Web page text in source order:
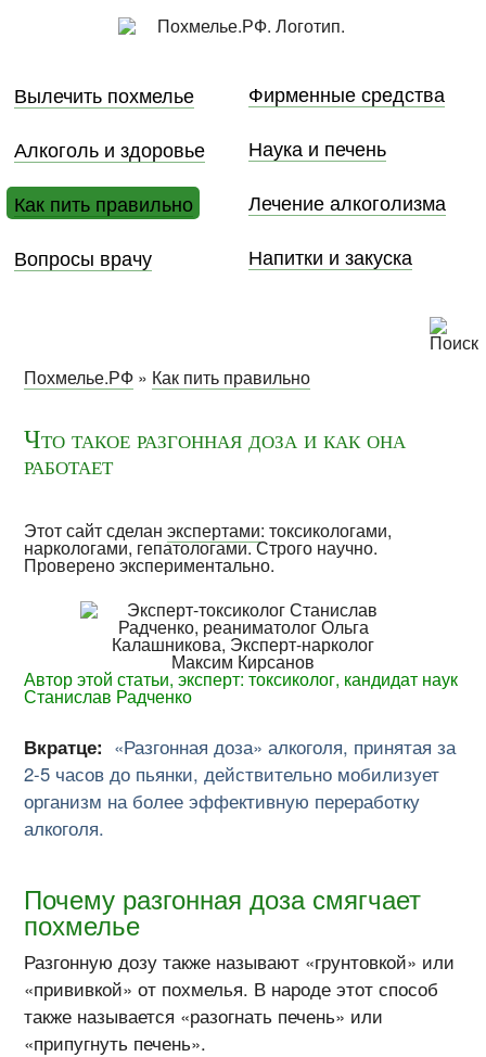
Вылечить похмелье
Фирменные средства
Алкоголь и здоровье
Наука и печень
Как пить правильно
Лечение алкоголизма
Вопросы врачу
Напитки и закуска
Похмелье.РФ » Как пить правильно
Что такое разгонная доза и как она
работает
Этот сайт сделанэкспертами: токсикологами,
наркологами, гепатологами. Строго научно.
Проверено экспериментально.
Автор этой статьи, эксперт: токсиколог, кандидат наук
Станислав Радченко
Вкратце: «Разгонная доза» алкоголя, принятая за
2-5 часов до пьянки, действительно мобилизует
организм на более эффективную переработку
алкоголя.
Почему разгонная доза смягчает
похмелье
Разгонную дозу также называют «грунтовкой» или
«прививкой» от похмелья. В народе этот способ
также называется «разогнать печень» или
«припугнуть печень».